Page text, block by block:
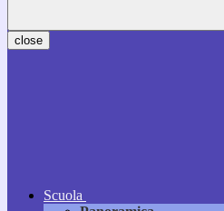
close
Scuola